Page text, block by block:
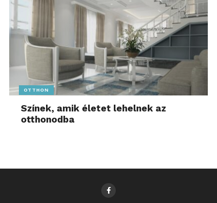
OTTHON
Színek, amik életet lehelnek az
otthonodba